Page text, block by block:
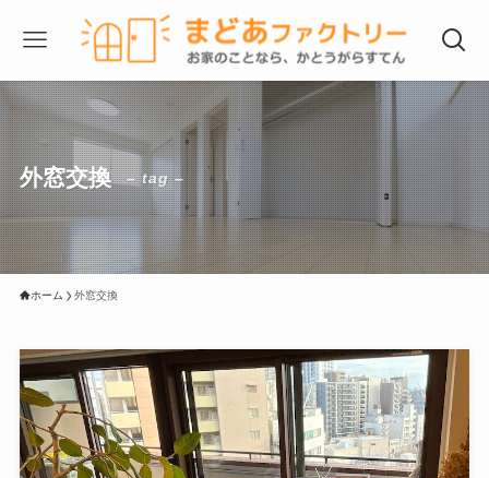
外窓交換 – tag –
ホーム 外窓交換